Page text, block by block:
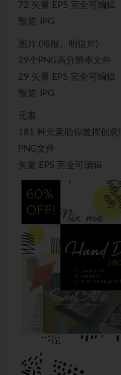
72 矢量 EPS 完全可编辑
预览 JPG
图片 (海报、明信片)
29个PNG高分辨率文件
29 矢量 EPS 完全可编辑
预览 JPG
元素
181 种元素助你发挥创意!
PNG文件
矢量 EPS 完全可编辑